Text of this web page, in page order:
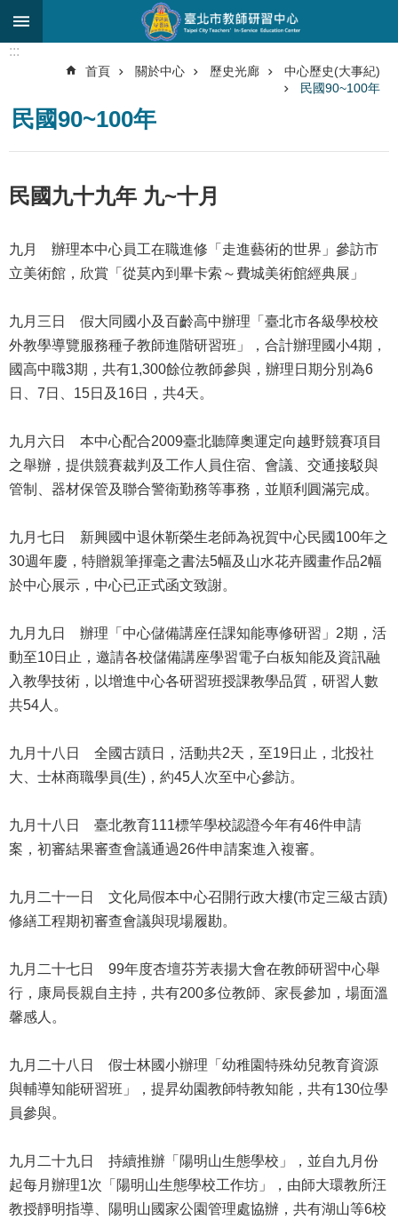
跳到主要內容區塊
尋
關
中
研
究
研
習
進
修
教
諮
商
導
支
持
服
教
學
資
源
府
資
開
案
件
網
站
導
覽
回
首
頁
陳
情
:::
首頁 關於中心 歷史光廊
中心歷史(大事紀)
民國90~100年
民國90~100年
民國九十九年 九~十月
九月 辦理本中心員工在職進修「走進藝術的世界」參訪市
立美術館，欣賞「從莫內到畢卡索～費城美術館經典展」
九月三日 假大同國小及百齡高中辦理「臺北市各級學校校
外教學導覽服務種子教師進階研習班」，合計辦理國小4期，
國高中職3期，共有1,300餘位教師參與，辦理日期分別為6
日、7日、15日及16日，共4天。
九月六日 本中心配合2009臺北聽障奧運定向越野競賽項目
之舉辦，提供競賽裁判及工作人員住宿、會議、交通接駁與
管制、器材保管及聯合警衛勤務等事務，並順利圓滿完成。
九月七日 新興國中退休靳榮生老師為祝賀中心民國100年之
30週年慶，特贈親筆揮毫之書法5幅及山水花卉國畫作品2幅
於中心展示，中心已正式函文致謝。
九月九日 辦理「中心儲備講座任課知能專修研習」2期，活
動至10日止，邀請各校儲備講座學習電子白板知能及資訊融
入教學技術，以增進中心各研習班授課教學品質，研習人數
共54人。
九月十八日 全國古蹟日，活動共2天，至19日止，北投社
大、士林商職學員(生)，約45人次至中心參訪。
九月十八日 臺北教育111標竿學校認證今年有46件申請
案，初審結果審查會議通過26件申請案進入複審。
九月二十一日 文化局假本中心召開行政大樓(市定三級古蹟)
修繕工程期初審查會議與現場履勘。
九月二十七日 99年度杏壇芬芳表揚大會在教師研習中心舉
行，康局長親自主持，共有200多位教師、家長參加，場面溫
馨感人。
九月二十八日 假士林國小辦理「幼稚園特殊幼兒教育資源
與輔導知能研習班」，提昇幼園教師特教知能，共有130位學
員參與。
九月二十九日 持續推辦「陽明山生態學校」，並自九月份
起每月辦理1次「陽明山生態學校工作坊」，由師大環教所汪
教授靜明指導、陽明山國家公園管理處協辦，共有湖山等6校